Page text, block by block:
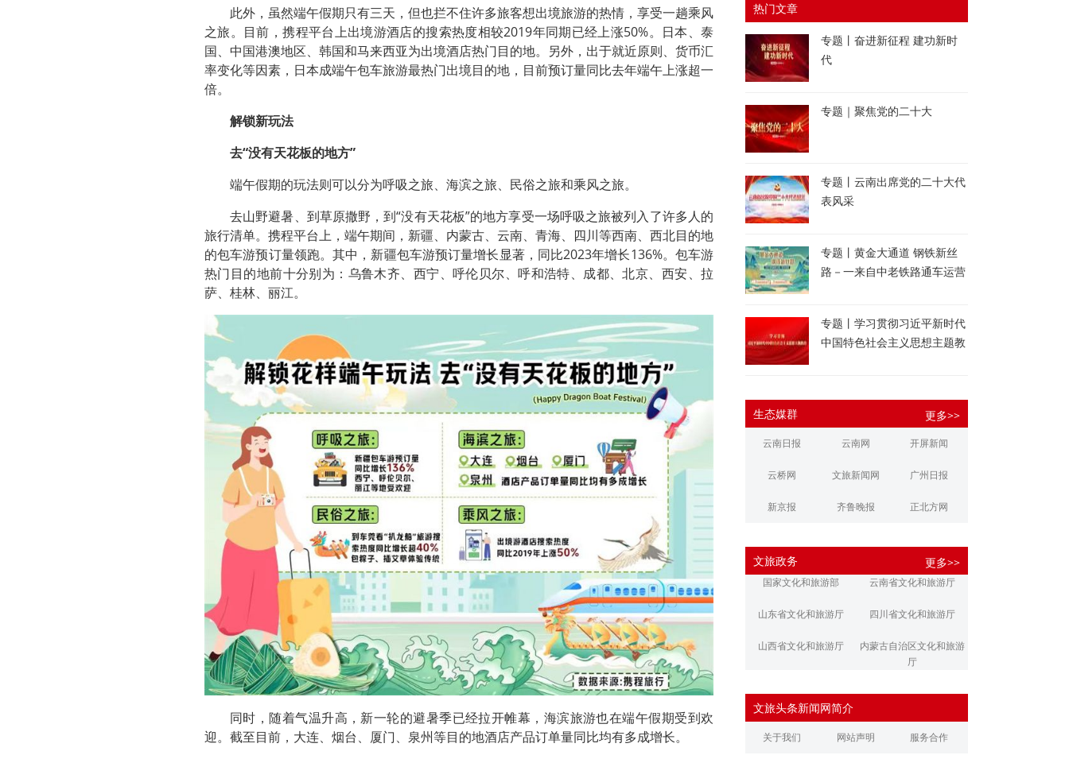
此外，虽然端午假期只有三天，但也拦不住许多旅客想出境旅游的热情，享受一趟乘风
之旅。目前，携程平台上出境游酒店的搜索热度相较2019年同期已经上涨50%。日本、泰
国、中国港澳地区、韩国和马来西亚为出境酒店热门目的地。另外，出于就近原则、货币汇
率变化等因素，日本成端午包车旅游最热门出境目的地，目前预订量同比去年端午上涨超一
倍。
解锁新玩法
去“没有天花板的地方”
端午假期的玩法则可以分为呼吸之旅、海滨之旅、民俗之旅和乘风之旅。
去山野避暑、到草原撒野，到“没有天花板”的地方享受一场呼吸之旅被列入了许多人的
旅行清单。携程平台上，端午期间，新疆、内蒙古、云南、青海、四川等西南、西北目的地
的包车游预订量领跑。其中，新疆包车游预订量增长显著，同比2023年增长136%。包车游
热门目的地前十分别为：乌鲁木齐、西宁、呼伦贝尔、呼和浩特、成都、北京、西安、拉
萨、桂林、丽江。
同时，随着气温升高，新一轮的避暑季已经拉开帷幕，海滨旅游也在端午假期受到欢
迎。截至目前，大连、烟台、厦门、泉州等目的地酒店产品订单量同比均有多成增长。
热门文章
专题丨奋进新征程 建功新时
代
专题｜聚焦党的二十大
专题丨云南出席党的二十大代
表风采
专题丨黄金大通道 钢铁新丝
路－一来自中老铁路通车运营
专题丨学习贯彻习近平新时代
中国特色社会主义思想主题教
生态媒群 更多>>
云南日报 云南网 开屏新闻
云桥网 文旅新闻网 广州日报
新京报 齐鲁晚报 正北方网
江南都市报 潇湘晨报
文旅政务 更多>>
国家文化和旅游部 云南省文化和旅游厅
山东省文化和旅游厅 四川省文化和旅游厅
山西省文化和旅游厅
内蒙古自治区文化和旅游
厅
浙江省文化和旅游厅
江西省文化和旅游厅 河南省文化和旅游厅
文旅头条新闻网简介
关于我们 网站声明 服务合作